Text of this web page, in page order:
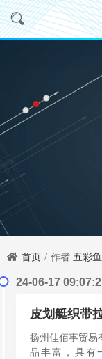
首页 作者 五彩
24-06-17
皮划艇织带
扬州佳佰事贸易
品丰富，具有